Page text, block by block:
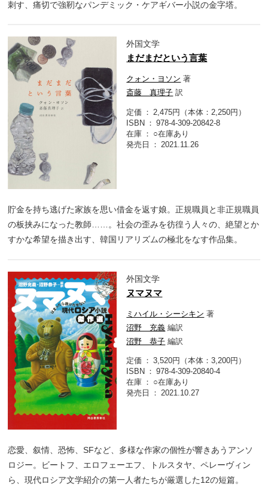
刺す、痛切で強靭なパンデミック・ケアギバー小説の金字塔。
外国文学
まだまだという言葉
クォン・ヨソン 著
斎藤 真理子 訳
定価
2,475円（本体：2,250円）
ISBN
978-4-309-20842-8
在庫
○在庫あり
発売日
2021.11.26
貯金を持ち逃げた家族を思い借金を返す娘。正規職員と非正規職員
の板挟みになった教師……。社会の歪みを彷徨う人々の、絶望とか
すかな希望を描き出す、韓国リアリズムの極北をなす作品集。
外国文学
ヌマヌマ
ミハイル・シーシキン 著
沼野 充義 編訳
沼野 恭子 編訳
定価
3,520円（本体：3,200円）
ISBN
978-4-309-20840-4
在庫
○在庫あり
発売日
2021.10.27
恋愛、叙情、恐怖、SFなど、多様な作家の個性が響きあうアンソ
ロジー。ビートフ、エロフェーエフ、トルスタヤ、ペレーヴィン
ら、現代ロシア文学紹介の第一人者たちが厳選した12の短篇。